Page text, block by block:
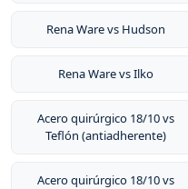
Rena Ware vs Hudson
Rena Ware vs Ilko
Acero quirúrgico 18/10 vs
Teflón (antiadherente)
Acero quirúrgico 18/10 vs